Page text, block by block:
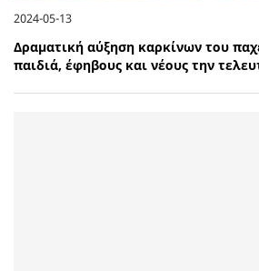
2024-05-13
Δραματική αύξηση καρκίνων του
παιδιά, έφηβους και νέους την